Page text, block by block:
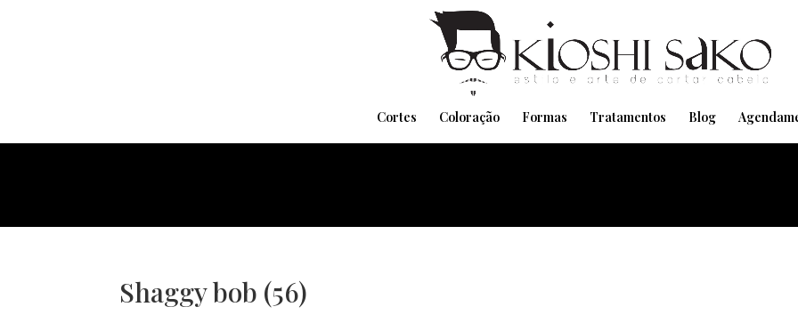
Cortes Coloração Formas Tratamentos Blog
Shaggy bob (56)
Pensando em transformar seu Visual??
Agende pelo Whatsapp